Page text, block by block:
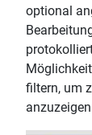
optional
filtern, um